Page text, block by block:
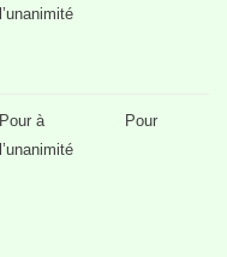
l’unanimité
Pour à
l’unanimité
Pour